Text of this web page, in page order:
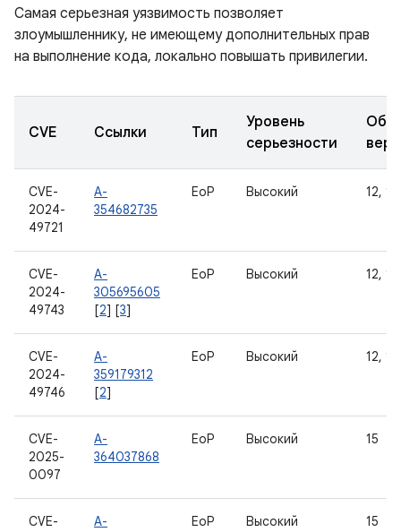
Самая серьезная уязвимость позволяет
злоумышленнику, не имеющему дополнительных прав
на выполнение кода, локально повышать привилегии.
CVE Ссылки Тип
Уровень
серьезности
CVE-
2024-
49721
A-
354682735
EoP Высокий 12,
CVE-
2024-
49743
A-
305695605
[2] [3]
EoP Высокий 12,
CVE-
2024-
49746
A-
359179312
[2]
EoP Высокий 12,
CVE-
2025-
0097
A-
364037868
EoP Высокий 15
CVE-
A-
EoP Высокий 15